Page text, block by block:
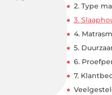
2. Type
3.
4.
5.
6.
7.